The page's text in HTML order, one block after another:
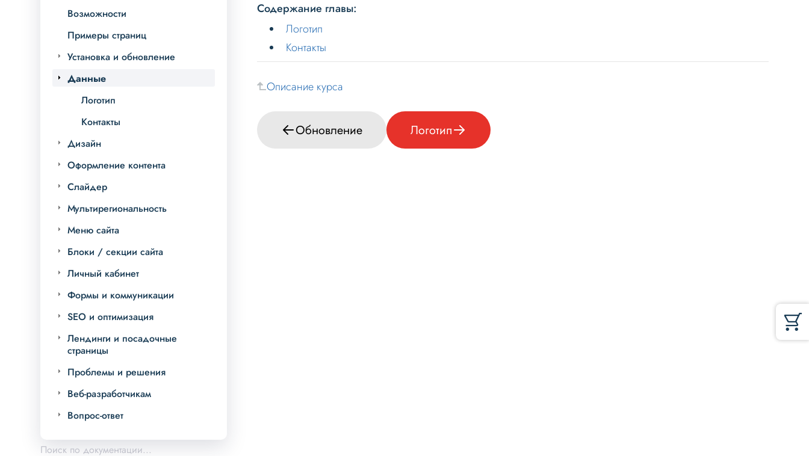
Возможности
Примеры страниц
Установка и обновление
Данные
Логотип
Контакты
Дизайн
Оформление контента
Слайдер
Мультирегиональность
Меню сайта
Блоки / секции сайта
Личный кабинет
Формы и коммуникации
SEO и оптимизация
Лендинги и посадочные
страницы
Проблемы и решения
Веб-разработчикам
Вопрос-ответ
Содержание главы:
Логотип
Контакты
Описание курса
Обновление Логотип